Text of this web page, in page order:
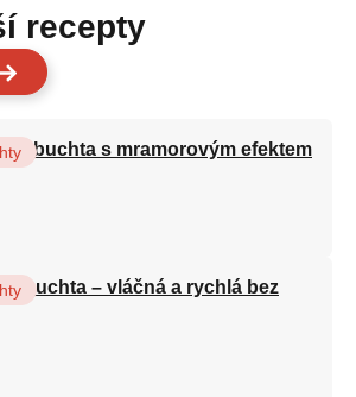
recepty
buchta s mramorovým efektem
buchta – vláčná a rychlá bez